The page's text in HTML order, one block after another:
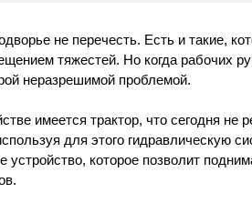
не перечесть. Есть и такие,
тяжестей. Но когда рабочих
неразрешимой проблемой.
имеется трактор, что сегодня не
для этого гидравлическую
устройство, которое позволит